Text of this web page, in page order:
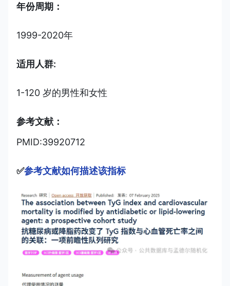
年份周期：
1999-2020年
适用人群:
1-120 岁的男性和女性
参考文献：
PMID:39920712
✅参考文献如何描述该指标